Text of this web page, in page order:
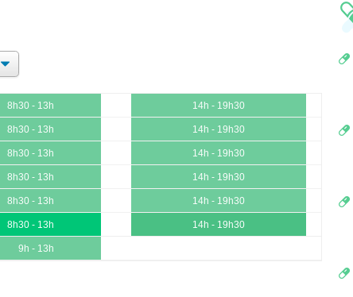
8h30 - 13h 14h - 19h30
8h30 - 13h 14h - 19h30
8h30 - 13h 14h - 19h30
8h30 - 13h 14h - 19h30
8h30 - 13h 14h - 19h30
8h30 - 13h 14h - 19h30
9h - 13h